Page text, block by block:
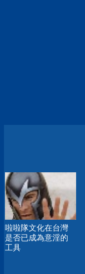
啦啦隊文化在台灣
是否已成為意淫的
工具